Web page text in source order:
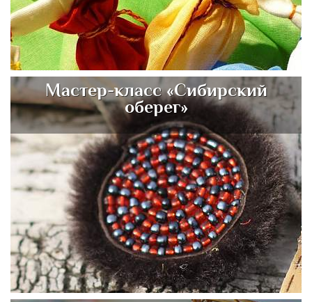
Мастер-класс «Сибирский
оберег»